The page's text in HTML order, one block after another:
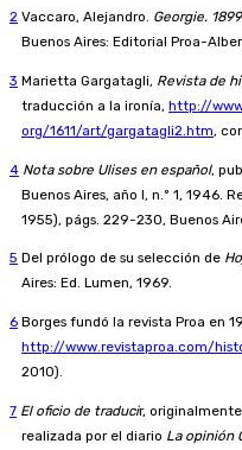
2 Vaccaro, Alejandro. Georgie.
Buenos Aires: Editorial Proa-
3 Marietta Gargatagli, Revista de
traducción a la ironía, http://
org/1611/art/gargatagli2.htm,
4 Nota sobre Ulises en español,
Buenos Aires, año I, n.º 1, 1946.
1955), págs. 229-230, Buenos
5 Del prólogo de su selección de
Aires: Ed. Lumen, 1969.
6 Borges fundó la revista Proa en
http://www.revistaproa.com/
2010).
7 El oficio de traducir,
realizada por el diario La opinión